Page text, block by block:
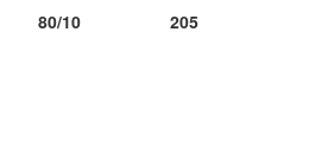
80/10 205